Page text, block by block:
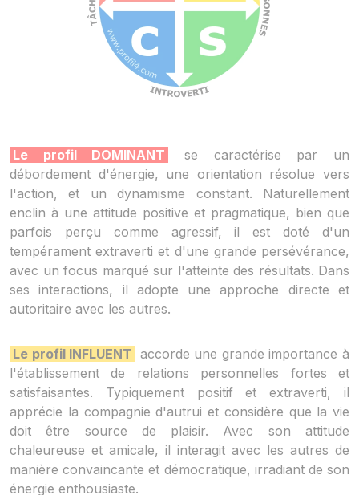
Le profil DOMINANT
se caractérise par un
débordement d'énergie, une orientation résolue vers
l'action, et un dynamisme constant. Naturellement
enclin à une attitude positive et pragmatique, bien que
parfois perçu comme agressif, il est doté d'un
tempérament extraverti et d'une grande persévérance,
avec un focus marqué sur l'atteinte des résultats. Dans
ses interactions, il adopte une approche directe et
autoritaire avec les autres.
Le profil INFLUENT accorde une grande importance à
l'établissement de relations personnelles fortes et
satisfaisantes. Typiquement positif et extraverti, il
apprécie la compagnie d'autrui et considère que la vie
doit être source de plaisir. Avec son attitude
chaleureuse et amicale, il interagit avec les autres de
manière convaincante et démocratique, irradiant de son
énergie enthousiaste.